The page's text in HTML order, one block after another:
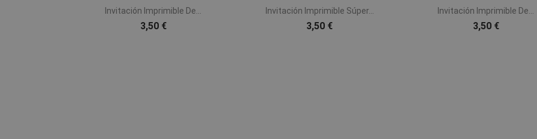
Vista rápida
Invitación Imprimible De...
3,50 €
Vista rápida
Invitación Imprimible Súper...
3,50 €
Vista rápida
Invitación Imprimible De...
3,50 €